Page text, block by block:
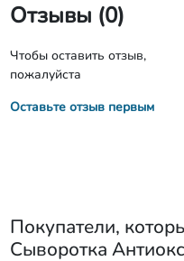
Отзывы (0)
Чтобы оставить отзыв,
пожалуйста
Оставьте отзыв первым
Покупатели,
Сыворотка